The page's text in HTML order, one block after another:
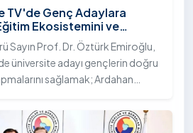
TV'de Genç Adaylara
Ekosistemini ve
Anlattı
Sayın Prof. Dr. Öztürk Emiroğlu,
üniversite adayı gençlerin doğru
sağlamak; Ardahan
aktarmak üzere Ülke TV
"Genç Vizyon" programına